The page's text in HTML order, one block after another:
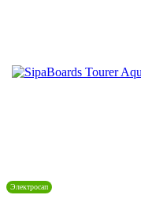
Электросап